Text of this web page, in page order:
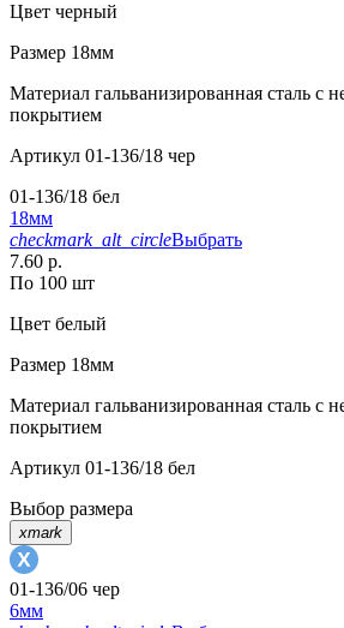
Цвет черный
Размер 18мм
Материал гальванизированная сталь с
покрытием
Артикул 01-136/18 чер
01-136/18 бел
18мм
checkmark_alt_circleВыбрать
7.60 р.
По 100 шт
Цвет белый
Размер 18мм
Материал гальванизированная сталь с
покрытием
Артикул 01-136/18 бел
Выбор размера
xmark
01-136/06 чер
6мм